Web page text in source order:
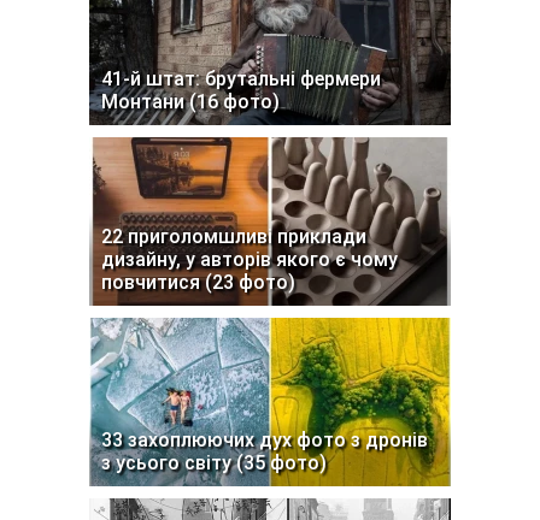
41-й штат: брутальні фермери
Монтани (16 фото)
22 приголомшливі приклади
дизайну, у авторів якого є чому
повчитися (23 фото)
33 захоплюючих дух фото з дронів
з усього світу (35 фото)